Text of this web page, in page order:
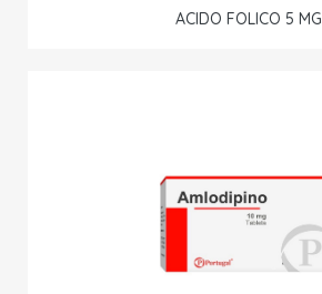
ACIDO FOLICO 5 MG